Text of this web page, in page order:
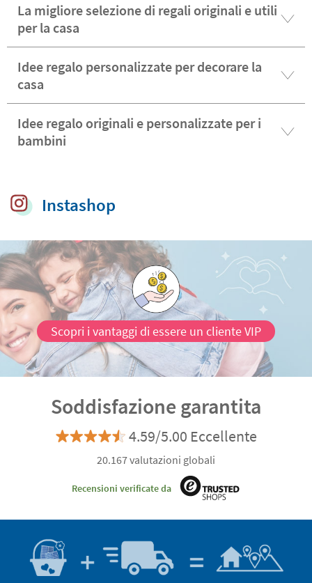
La migliore selezione di regali originali e utili
per la casa
Idee regalo personalizzate per decorare la
casa
Idee regalo originali e personalizzate per i
bambini
Instashop
Scopri i vantaggi di essere un cliente VIP
Soddisfazione garantita
4.59/5.00 Eccellente
20.167 valutazioni globali
Recensioni verificate da